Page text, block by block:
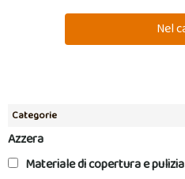
Categorie
Azzera
Materiale di copertura e pulizia